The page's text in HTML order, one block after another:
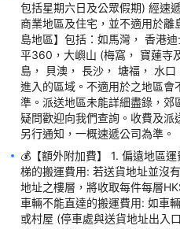
包括星期六日及公眾假期) 經速
商業地區及住宅，並不適用於
島地區】包括：如馬灣， 香港
平360，大嶼山 (梅窩， 寶蓮寺
島， 貝澳， 長沙， 塘福， 水
進入的區域。不適用於之地區會
準。派送地區未能詳細盡錄，
疑問歡迎向我們查詢。收費及
💰【額外附加費】 1. 偏遠地區
梯的搬運費用: 若送貨地址並沒
地址之樓層，將收取每件每層
車輛不能直達的搬運費用: 如車
或村屋 (停車處與送貨地址出入